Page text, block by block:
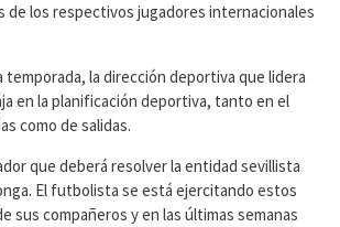
de los respectivos jugadores internacionales
temporada, la dirección deportiva que lidera
en la planificación deportiva, tanto en el
como de salidas.
que deberá resolver la entidad sevillista
El futbolista se está ejercitando estos
sus compañeros y en las últimas semanas